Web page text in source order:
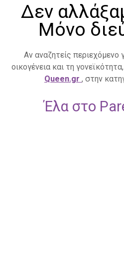
Δεν
Μόνο
Αν αναζητείς περιεχόμενο
οικογένεια και τη
Queen.gr , στην
Έλα στο